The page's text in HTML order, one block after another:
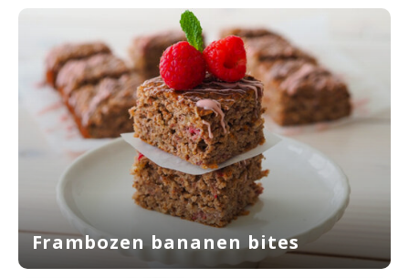
Frambozen bananen bites